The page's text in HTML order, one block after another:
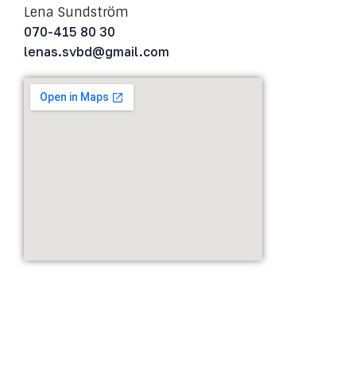
Lena Sundström
070-415 80 30
​​​​​​​lenas.svbd@gmail.com